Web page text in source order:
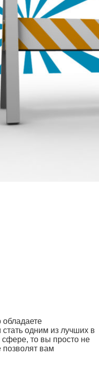
обладаете
одним из лучших в
то вы просто не
позволят вам